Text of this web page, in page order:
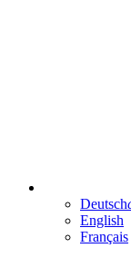
Deutsch
English
Français